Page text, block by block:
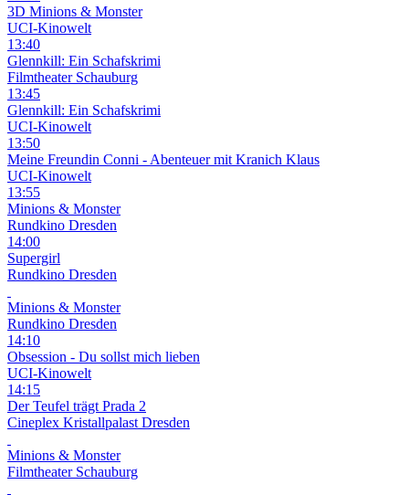
3D Minions & Monster
UCI-Kinowelt
13:40
Glennkill: Ein Schafskrimi
Filmtheater Schauburg
13:45
Glennkill: Ein Schafskrimi
UCI-Kinowelt
13:50
Meine Freundin Conni - Abenteuer mit Kranich Klaus
UCI-Kinowelt
13:55
Minions & Monster
Rundkino Dresden
14:00
Supergirl
Rundkino Dresden
Minions & Monster
Rundkino Dresden
14:10
Obsession - Du sollst mich lieben
UCI-Kinowelt
14:15
Der Teufel trägt Prada 2
Cineplex Kristallpalast Dresden
Minions & Monster
Filmtheater Schauburg